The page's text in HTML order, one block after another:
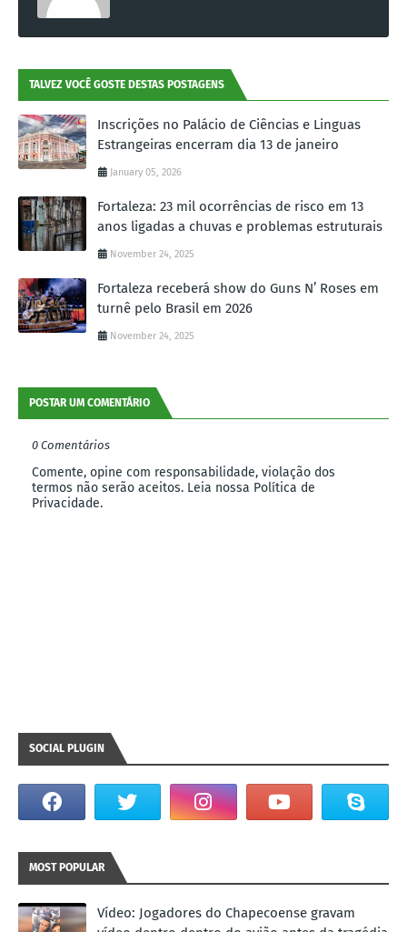
TALVEZ VOCÊ GOSTE DESTAS POSTAGENS
Inscrições no Palácio de Ciências e Linguas
Estrangeiras encerram dia 13 de janeiro
January 05, 2026
Fortaleza: 23 mil ocorrências de risco em 13
anos ligadas a chuvas e problemas estruturais
November 24, 2025
Fortaleza receberá show do Guns N’ Roses em
turnê pelo Brasil em 2026
November 24, 2025
POSTAR UM COMENTÁRIO
0 Comentários
Comente, opine com responsabilidade, violação dos
termos não serão aceitos. Leia nossa Política de
Privacidade.
SOCIAL PLUGIN
MOST POPULAR
Vídeo: Jogadores do Chapecoense gravam